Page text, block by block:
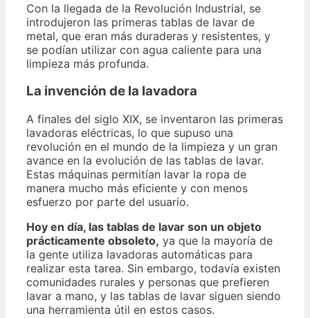
Con la llegada de la Revolución Industrial, se
introdujeron las primeras tablas de lavar de
metal, que eran más duraderas y resistentes, y
se podían utilizar con agua caliente para una
limpieza más profunda.
La invención de la lavadora
A finales del siglo XIX, se inventaron las primeras
lavadoras eléctricas, lo que supuso una
revolución en el mundo de la limpieza y un gran
avance en la evolución de las tablas de lavar.
Estas máquinas permitían lavar la ropa de
manera mucho más eficiente y con menos
esfuerzo por parte del usuario.
Hoy en día, las tablas de lavar son un objeto
prácticamente obsoleto, ya que la mayoría de
la gente utiliza lavadoras automáticas para
realizar esta tarea. Sin embargo, todavía existen
comunidades rurales y personas que prefieren
lavar a mano, y las tablas de lavar siguen siendo
una herramienta útil en estos casos.